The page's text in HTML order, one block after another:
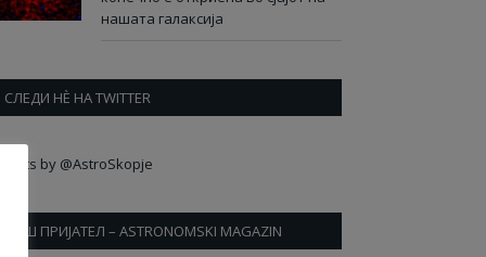
нашата галаксија
СЛЕДИ НÈ НА TWITTER
Tweets by @AstroSkopje
НАШ ПРИЈАТЕЛ – ASTRONOMSKI MAGAZIN